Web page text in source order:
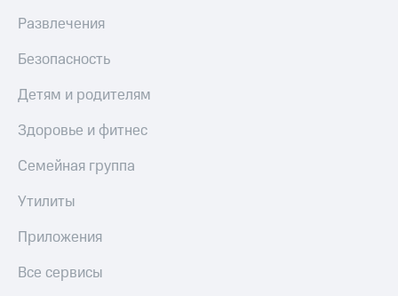
Развлечения
Безопасность
Детям и родителям
Здоровье и фитнес
Семейная группа
Утилиты
Приложения
Все сервисы